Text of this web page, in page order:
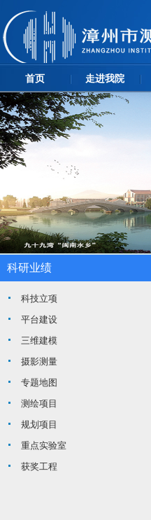
首页 走进我院
科研业绩
科技立项
平台建设
三维建模
摄影测量
专题地图
测绘项目
规划项目
重点实验室
获奖工程